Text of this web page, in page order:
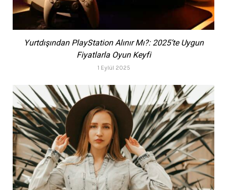
Yurtdışından PlayStation Alınır Mı?: 2025’te Uygun
Fiyatlarla Oyun Keyfi
1 Eylül 2025